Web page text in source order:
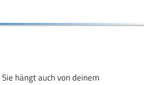
hängt auch von deinem